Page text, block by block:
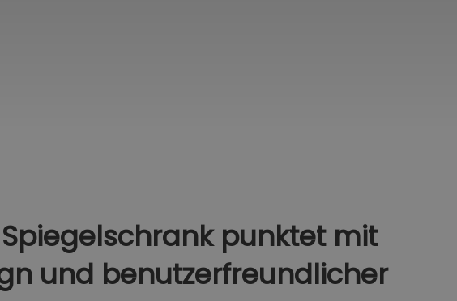
Spiegelschrank punktet mit
und benutzerfreundlicher